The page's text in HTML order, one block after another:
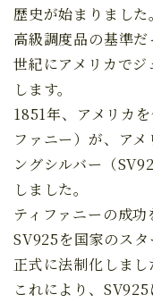
歴史が始まりました。
高級調度品の基準
世紀にアメリカで
します。
1851年、アメリカ
ファニー）が、ア
ングシルバー（
しました。
ティファニーの成
SV925を国家のス
正式に法制化しまし
これにより、